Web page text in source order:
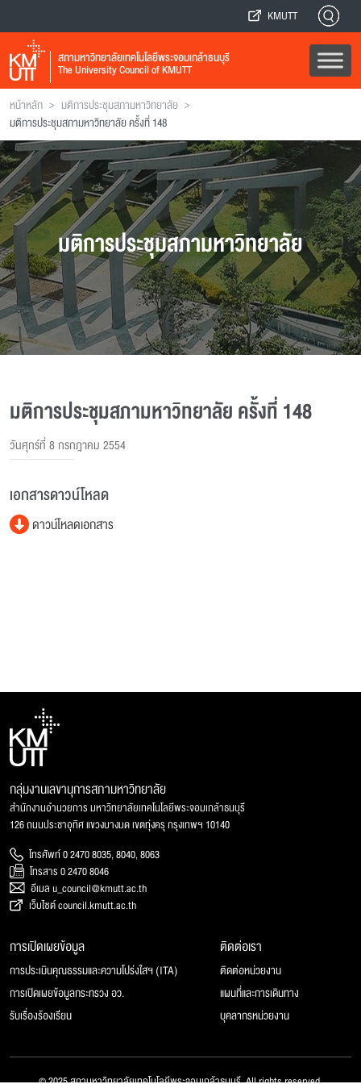
KMUTT
สภามหาวิทยาลัยเทคโนโลยีพระจอมเกล้าธนบุรี
The University Council of KMUTT
หน้าหลัก > มติการประชุมสภามหาวิทยาลัย >
มติการประชุมสภามหาวิทยาลัย ครั้งที่ 148
มติการประชุมสภามหาวิทยาลัย
มติการประชุมสภามหาวิทยาลัย ครั้งที่ 148
วันศุกร์ที่ 8 กรกฎาคม 2554
เอกสารดาวน์โหลด
ดาวน์โหลดเอกสาร
กลุ่มงานเลขานุการสภามหาวิทยาลัย
สำนักงานอำนวยการ มหาวิทยาลัยเทคโนโลยีพระจอมเกล้าธนบุรี
126 ถนนประชาอุทิศ แขวงบางมด เขตทุ่งครุ กรุงเทพฯ 10140
โทรศัพท์ 0 2470 8035, 8040, 8063
โทรสาร 0 2470 8046
อีเมล u_council@kmutt.ac.th
เว็บไซต์ council.kmutt.ac.th
การเปิดเผยข้อมูล
การประเมินคุณธรรมและความโปร่งใสฯ (ITA)
การเปิดเผยข้อมูลกระทรวง อว.
รับเรื่องร้องเรียน
ติดต่อเรา
ติดต่อหน่วยงาน
แผนที่และการเดินทาง
บุคลากรหน่วยงาน